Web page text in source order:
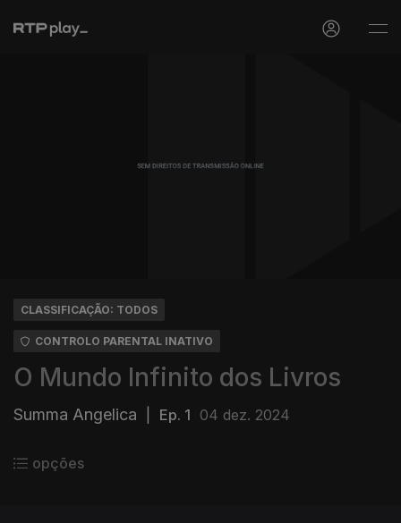
CLASSIFICAÇÃO: TODOS
CONTROLO PARENTAL INATIVO
O Mundo Infinito dos Livros
Summa Angelica Ep. 1 04 dez. 2024
opções